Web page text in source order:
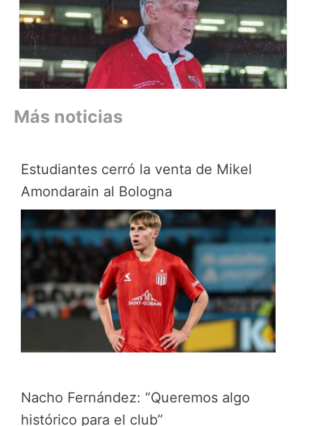
Más noticias
Estudiantes cerró la venta de Mikel
Amondarain al Bologna
Nacho Fernández: “Queremos algo
histórico para el club”